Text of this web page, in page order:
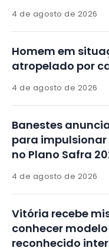
4 de agosto de 2026
Homem em
atropelado por
4 de agosto de 2026
Banestes
para
no Plano Safra
4 de agosto de 2026
Vitória recebe
conhecer
reconhecido